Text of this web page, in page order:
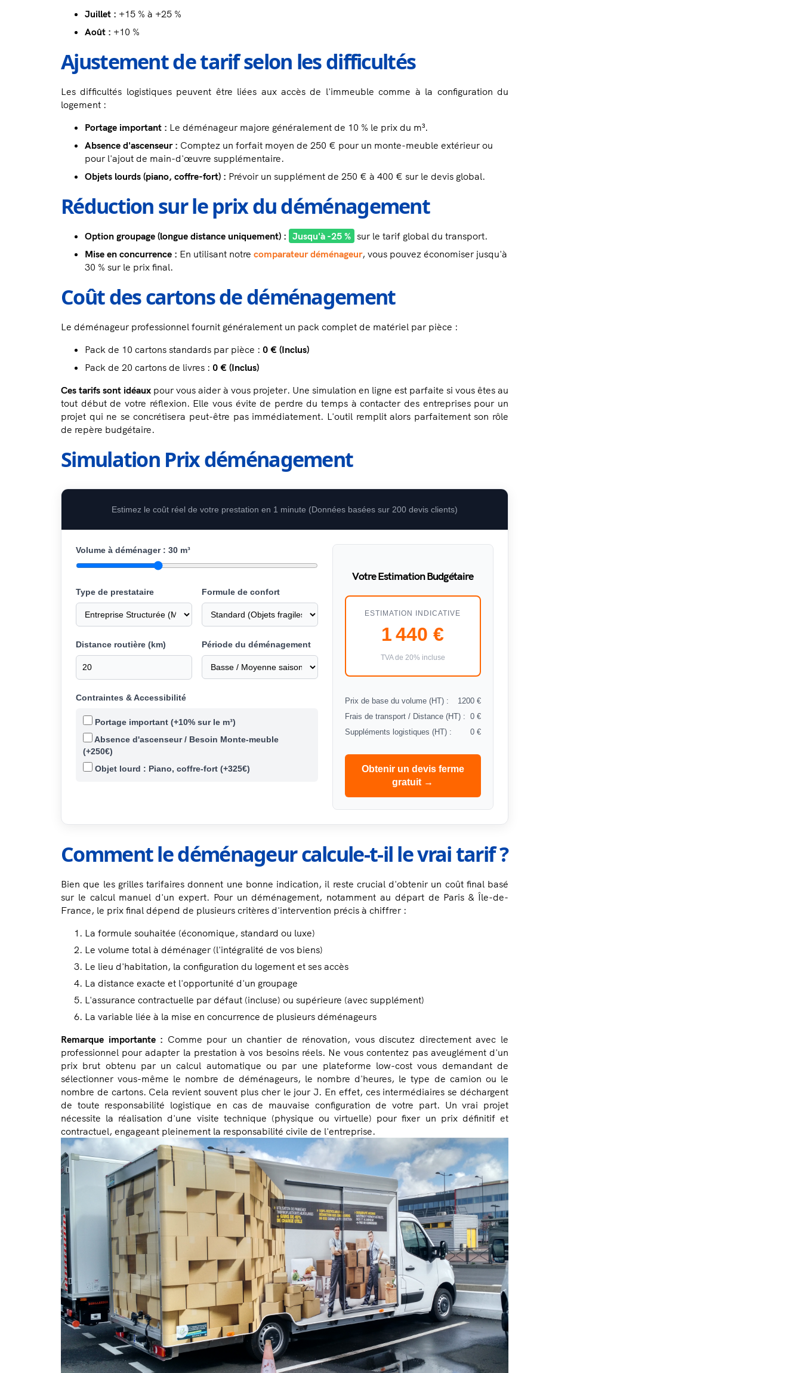
Juillet : +15 % à +25 %
Août : +10 %
Ajustement de tarif selon les difficultés
Les difficultés logistiques peuvent être liées aux accès de l'immeuble comme à la configuration du
logement :
Portage important : Le déménageur majore généralement de 10 % le prix du m³.
Absence d'ascenseur : Comptez un forfait moyen de 250 € pour un monte-meuble extérieur ou
pour l'ajout de main-d'œuvre supplémentaire.
Objets lourds (piano, coffre-fort) : Prévoir un supplément de 250 € à 400 € sur le devis global.
Réduction sur le prix du déménagement
Option groupage (longue distance uniquement) : Jusqu'à -25 % sur le tarif global du transport.
Mise en concurrence : En utilisant notre comparateur déménageur, vous pouvez économiser jusqu'à
30 % sur le prix final.
Coût des cartons de déménagement
Le déménageur professionnel fournit généralement un pack complet de matériel par pièce :
Pack de 10 cartons standards par pièce : 0 € (Inclus)
Pack de 20 cartons de livres : 0 € (Inclus)
Ces tarifs sont idéaux pour vous aider à vous projeter. Une simulation en ligne est parfaite si vous êtes au
tout début de votre réflexion. Elle vous évite de perdre du temps à contacter des entreprises pour un
projet qui ne se concrétisera peut-être pas immédiatement. L'outil remplit alors parfaitement son rôle
de repère budgétaire.
Simulation Prix déménagement
Estimez le coût réel de votre prestation en 1 minute (Données basées sur 200 devis clients)
Volume à déménager : 30 m³
Type de prestataire Formule de confort
Distance routière (km) Période du déménagement
Contraintes & Accessibilité
Portage important (+10% sur le m³)
Absence d'ascenseur / Besoin Monte-meuble
(+250€)
Objet lourd : Piano, coffre-fort (+325€)
Votre Estimation Budgétaire
ESTIMATION INDICATIVE
1 440 €
TVA de 20% incluse
Prix de base du volume (HT) :
1200 €
Frais de transport / Distance (HT) : 0 €
Suppléments logistiques (HT) :
0 €
Obtenir un devis ferme
gratuit →
Comment le déménageur calcule-t-il le vrai tarif ?
Bien que les grilles tarifaires donnent une bonne indication, il reste crucial d'obtenir un coût final basé
sur le calcul manuel d'un expert. Pour un déménagement, notamment au départ de Paris & Île-de-
France, le prix final dépend de plusieurs critères d'intervention précis à chiffrer :
La formule souhaitée (économique, standard ou luxe)
Le volume total à déménager (l'intégralité de vos biens)
Le lieu d'habitation, la configuration du logement et ses accès
La distance exacte et l'opportunité d'un groupage
L'assurance contractuelle par défaut (incluse) ou supérieure (avec supplément)
La variable liée à la mise en concurrence de plusieurs déménageurs
Remarque importante : Comme pour un chantier de rénovation, vous discutez directement avec le
professionnel pour adapter la prestation à vos besoins réels. Ne vous contentez pas aveuglément d'un
prix brut obtenu par un calcul automatique ou par une plateforme low-cost vous demandant de
sélectionner vous-même le nombre de déménageurs, le nombre d'heures, le type de camion ou le
nombre de cartons. Cela revient souvent plus cher le jour J. En effet, ces intermédiaires se déchargent
de toute responsabilité logistique en cas de mauvaise configuration de votre part. Un vrai projet
nécessite la réalisation d'une visite technique (physique ou virtuelle) pour fixer un prix définitif et
contractuel, engageant pleinement la responsabilité civile de l'entreprise.